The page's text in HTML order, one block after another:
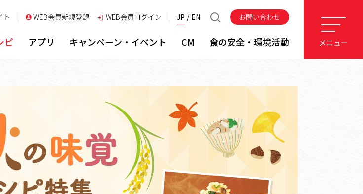
ト WEB会員新規登録 WEB会員ログイン JP EN お問い合わせ
ピ アプリ キャンペーン・イベント CM 食の安全・環境活動 メニュー